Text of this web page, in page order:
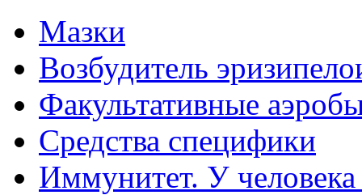
Мазки
Возбудитель
Факультативные
Средства специфики
Иммунитет. У человека